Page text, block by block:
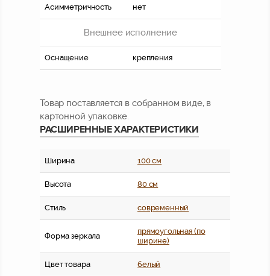
Асимметричность нет
Внешнее исполнение
Оснащение крепления
Товар поставляется в собранном виде, в
картонной упаковке.
РАСШИРЕННЫЕ ХАРАКТЕРИСТИКИ
Ширина 100 см
Высота 80 см
Стиль современный
Форма зеркала
прямоугольная (по
ширине)
Цвет товара белый